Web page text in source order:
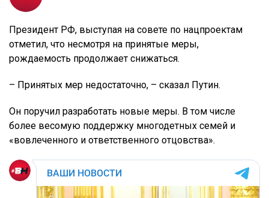
Президент РФ, выступая на совете по нацпроектам
отметил, что несмотря на принятые меры,
рождаемость продолжает снижаться.
– Принятых мер недостаточно, – сказал Путин.
Он поручил разработать новые меры. В том числе
более весомую поддержку многодетных семей и
«вовлеченного и ответственного отцовства».